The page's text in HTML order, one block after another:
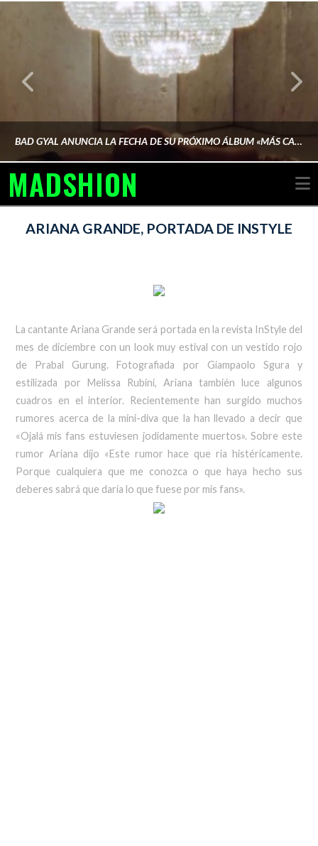
BAD GYAL ANUNCIA LA FECHA DE SU PRÓXIMO ÁLBUM «MÁS CARA»
MADSHION
ARIANA GRANDE, PORTADA DE INSTYLE
La cantante Ariana Grande será portada en la revista InStyle del
mes de diciembre con un look muy estival con un vestido rojo
de Prabal Gurung. Fotografiada por Giampaolo Sgura y
estilizada por Melissa Rubini, Ariana también luce algunos
cuadros en el interior. Recientemente han surgido muchos
rumores acerca de la mini-diva que la han llevado a decir que
«Ojalá mis fans estuviesen jodidamente muertos». Sobre este
rumor Ariana dijo «Este rumor hace que ria histéricamente.
Porque cualquiera que me conozca o que haya hecho sus
deberes sabrá que daría lo que fuese por mis fans».